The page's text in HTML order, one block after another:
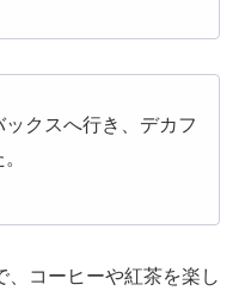
クスへ行き、デカフ
、コーヒーや紅茶を楽し